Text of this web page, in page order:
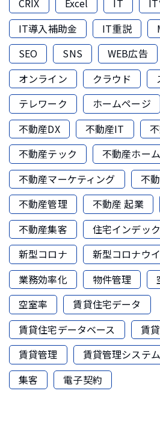
CRIX Excel IT
IT導入補助金
IT重説
SEO
SNS WEB広告
オンライン
クラウド
テレワーク
ホームページ
不動産DX
不動産IT
不動産テック
不動産ホー
不動産マーケティング
不
不動産管理
不動産 起業
不動産集客
住宅インデッ
新型コロナ
新型コロナウ
業務効率化
物件管理
空室率
賃貸住宅データ
賃貸住宅データベース
賃
賃貸管理
賃貸管理システム
集客
電子契約